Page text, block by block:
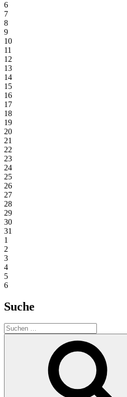
6
7
8
9
10
11
12
13
14
15
16
17
18
19
20
21
22
23
24
25
26
27
28
29
30
31
1
2
3
4
5
6
Suche
Suchen
nach: